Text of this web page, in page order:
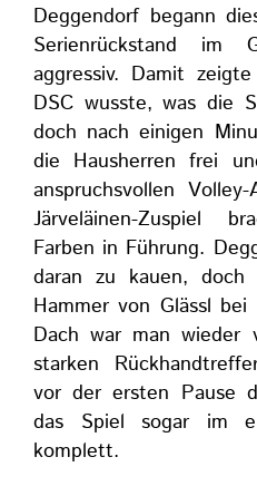
Deggendorf begann
Serienrückstand im
aggressiv. Damit
DSC wusste, was die
doch nach einigen
die Hausherren frei
anspruchsvollen
Järveläinen-Zuspiel
Farben in Führung.
daran zu kauen,
Hammer von Glässl
Dach war man
starken
vor der ersten Pause
das Spiel sogar im
komplett.